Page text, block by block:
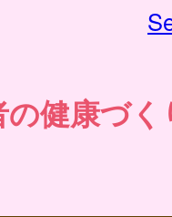
健康づく